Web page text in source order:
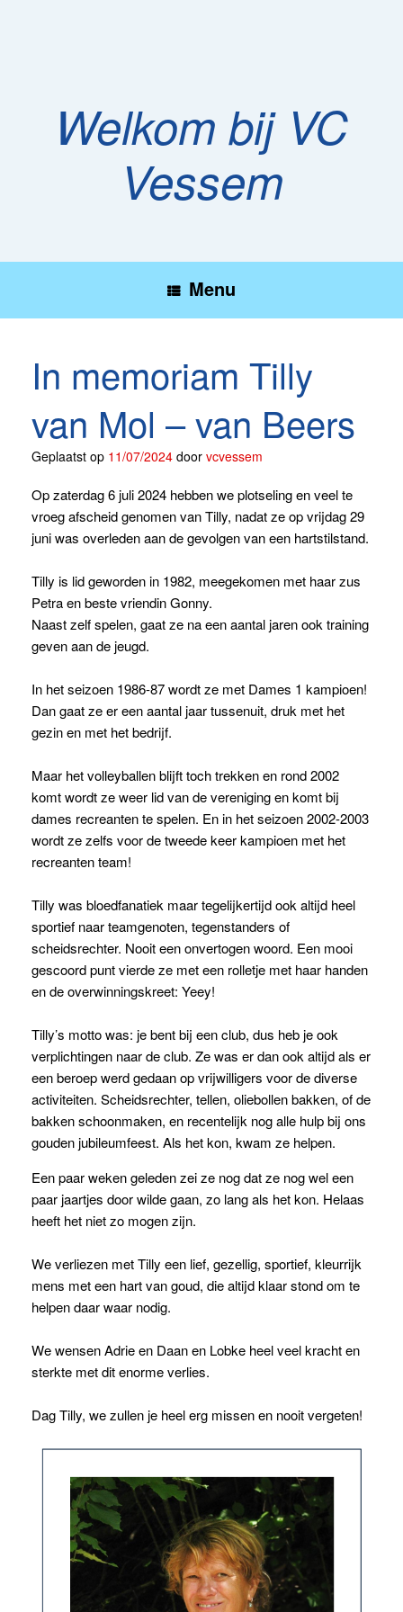
Welkom bij VC
Vessem
Menu
In memoriam Tilly
van Mol – van Beers
Geplaatst op 11/07/2024 door vcvessem
Op zaterdag 6 juli 2024 hebben we plotseling en veel te
vroeg afscheid genomen van Tilly, nadat ze op vrijdag 29
juni was overleden aan de gevolgen van een hartstilstand.
Tilly is lid geworden in 1982, meegekomen met haar zus
Petra en beste vriendin Gonny.
Naast zelf spelen, gaat ze na een aantal jaren ook training
geven aan de jeugd.
In het seizoen 1986-87 wordt ze met Dames 1 kampioen!
Dan gaat ze er een aantal jaar tussenuit, druk met het
gezin en met het bedrijf.
Maar het volleyballen blijft toch trekken en rond 2002
komt wordt ze weer lid van de vereniging en komt bij
dames recreanten te spelen. En in het seizoen 2002-2003
wordt ze zelfs voor de tweede keer kampioen met het
recreanten team!
Tilly was bloedfanatiek maar tegelijkertijd ook altijd heel
sportief naar teamgenoten, tegenstanders of
scheidsrechter. Nooit een onvertogen woord. Een mooi
gescoord punt vierde ze met een rolletje met haar handen
en de overwinningskreet: Yeey!
Tilly’s motto was: je bent bij een club, dus heb je ook
verplichtingen naar de club. Ze was er dan ook altijd als er
een beroep werd gedaan op vrijwilligers voor de diverse
activiteiten. Scheidsrechter, tellen, oliebollen bakken, of de
bakken schoonmaken, en recentelijk nog alle hulp bij ons
gouden jubileumfeest. Als het kon, kwam ze helpen.
Een paar weken geleden zei ze nog dat ze nog wel een
paar jaartjes door wilde gaan, zo lang als het kon. Helaas
heeft het niet zo mogen zijn.
We verliezen met Tilly een lief, gezellig, sportief, kleurrijk
mens met een hart van goud, die altijd klaar stond om te
helpen daar waar nodig.
We wensen Adrie en Daan en Lobke heel veel kracht en
sterkte met dit enorme verlies.
Dag Tilly, we zullen je heel erg missen en nooit vergeten!